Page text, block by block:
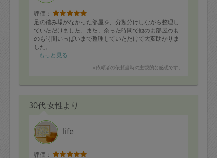
評価：
足の踏み場がなかった部屋を、分類分けしながら整理し
ていただけました。また、余った時間で他のお部屋のも
のも時間いっぱいまで整理していただけて大変助かりま
した。
また機会がございましたらよろしくお願いいたします。
もっと見る
※依頼者の依頼当時の主観的な感想です。
30代 女性より
life
評価：